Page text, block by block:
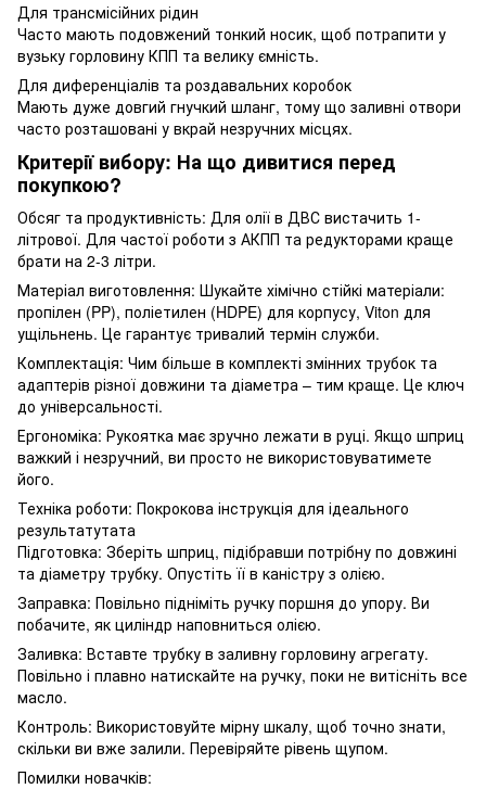
Для трансмісійних рідин
Часто мають подовжений тонкий носик, щоб потрапити у
вузьку горловину КПП та велику ємність.
Для диференціалів та роздавальних коробок
Мають дуже довгий гнучкий шланг, тому що заливні отвори
часто розташовані у вкрай незручних місцях.
Критерії вибору: На що дивитися перед
покупкою?
Обсяг та продуктивність: Для олії в ДВС вистачить 1-
літрової. Для частої роботи з АКПП та редукторами краще
брати на 2-3 літри.
Матеріал виготовлення: Шукайте хімічно стійкі матеріали:
пропілен (PP), поліетилен (HDPE) для корпусу, Viton для
ущільнень. Це гарантує тривалий термін служби.
Комплектація: Чим більше в комплекті змінних трубок та
адаптерів різної довжини та діаметра – тим краще. Це ключ
до універсальності.
Ергономіка: Рукоятка має зручно лежати в руці. Якщо шприц
важкий і незручний, ви просто не використовуватимете
його.
Техніка роботи: Покрокова інструкція для ідеального
результатутата
Підготовка: Зберіть шприц, підібравши потрібну по довжині
та діаметру трубку. Опустіть її в каністру з олією.
Заправка: Повільно підніміть ручку поршня до упору. Ви
побачите, як циліндр наповниться олією.
Заливка: Вставте трубку в заливну горловину агрегату.
Повільно і плавно натискайте на ручку, поки не витісніть все
масло.
Контроль: Використовуйте мірну шкалу, щоб точно знати,
скільки ви вже залили. Перевіряйте рівень щупом.
Помилки новачків: